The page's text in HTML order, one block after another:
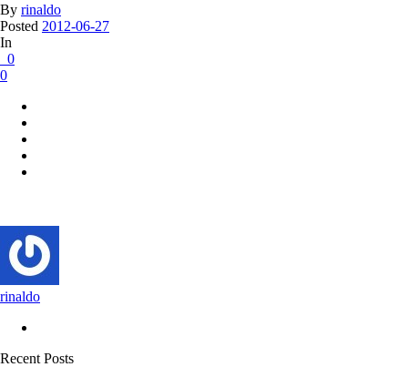
By rinaldo
Posted 2012-06-27
In
0
0
rinaldo
Recent Posts